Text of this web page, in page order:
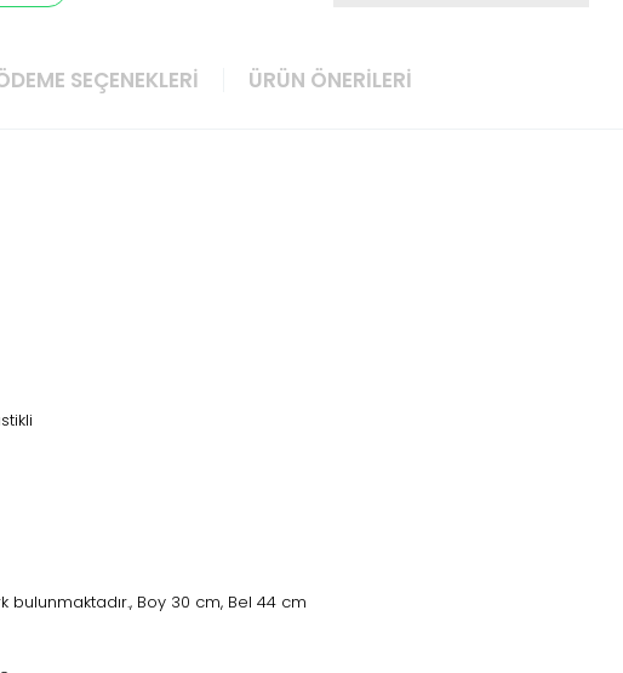
SEÇENEKLERI ÜRÜN ÖNERILERI
bulunmaktadır., Boy 30 cm, Bel 44 cm